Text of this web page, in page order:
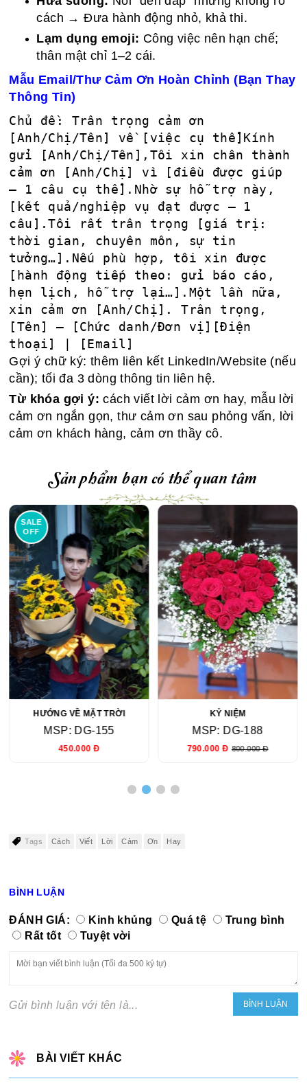
cách → Đưa hành động nhỏ, khả thi.
Lạm dụng emoji: Công việc nên hạn chế;
thân mật chỉ 1–2 cái.
Mẫu Email/Thư Cảm Ơn Hoàn Chỉnh (Bạn Thay
Thông Tin)
Chủ đề: Trân trọng cảm ơn
[Anh/Chị/Tên] về [việc cụ thể]Kính
gửi [Anh/Chị/Tên],Tôi xin chân thành
cảm ơn [Anh/Chị] vì [điều được giúp
– 1 câu cụ thể].Nhờ sự hỗ trợ này,
[kết quả/nghiệp vụ đạt được – 1
câu].Tôi rất trân trọng [giá trị:
thời gian, chuyên môn, sự tin
tưởng…].Nếu phù hợp, tôi xin được
[hành động tiếp theo: gửi báo cáo,
hẹn lịch, hỗ trợ lại…].Một lần nữa,
xin cảm ơn [Anh/Chị]. Trân trọng,
[Tên] – [Chức danh/Đơn vị][Điện
thoại] | [Email]
Gợi ý chữ ký: thêm liên kết LinkedIn/Website (nếu
cần); tối đa 3 dòng thông tin liên hệ.
Từ khóa gợi ý: cách viết lời cảm ơn hay, mẫu lời
cảm ơn ngắn gọn, thư cảm ơn sau phỏng vấn, lời
cảm ơn khách hàng, cảm ơn thầy cô.
Sản phẩm bạn có thể quan tâm
SALE
OFF
HƯỚNG VỀ MẶT TRỜI
MSP: DG-155
450.000 Đ
KỶ NIỆM
MSP: DG-188
790.000 Đ 800.000 Đ
Tags Cách Viết Lời Cảm Ơn Hay
BÌNH LUẬN
ĐÁNH GIÁ: Kinh khủng Quá tệ
Trung bình
Rất tốt
Tuyệt vời
Gửi bình luận với tên là...
BÀI VIẾT KHÁC